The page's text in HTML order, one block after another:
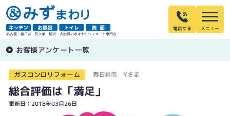
名古屋・春日井・長久手・稲沢・多治見の水まわりリフォーム専門店
電話する
お客様アンケート一覧
ガスコンロリフォーム 春日井市 Yさま
総合評価は「満足」
更新日：2018年03月26日